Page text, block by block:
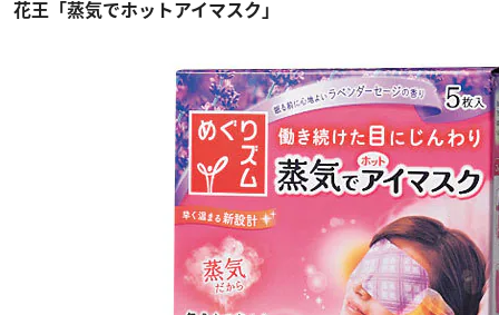
花王「蒸気でホットアイマスク」